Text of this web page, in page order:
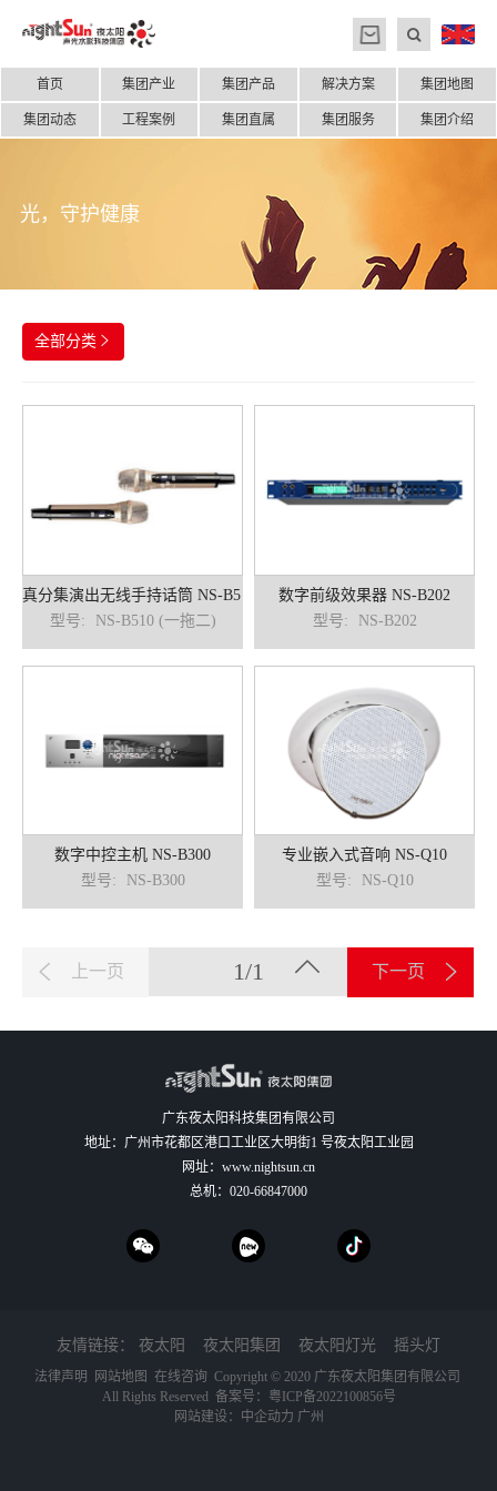
首页 集团产业 集团产品 解决方案 集团地图
集团动态 工程案例 集团直属 集团服务 集团介绍
光，守护健康
全部分类 
型号: NS-B510 (一拖二)
数字前级效果器 NS-B202
型号:
NS-B202
数字中控主机 NS-B300
型号:
NS-B300
专业嵌入式音响 NS-Q10
型号:
NS-Q10
上一页 1/1 下一页
广东夜太阳科技集团有限公司
地址：广州市花都区港口工业区大明街1 号夜太阳工业园
网址： www.nightsun.cn
总机： 020-66847000
友情链接： 夜太阳 夜太阳集团 夜太阳灯光 摇头灯
法律声明 网站地图 在线咨询 Copyright © 2020 广东夜太阳集团有限公司
All Rights Reserved 备案号：
粤ICP备2022100856号
网站建设：
中企动力 广州